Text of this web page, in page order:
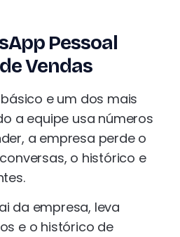
Pessoal
Vendas
e um dos mais
a equipe usa números
a empresa perde o
o histórico e
da empresa, leva
e o histórico de